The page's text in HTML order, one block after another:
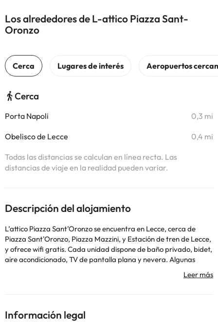
Los alrededores de L-attico Piazza Sant-
Oronzo
Cerca
Porta Napoli 0,3 mi
Obelisco de Lecce 0,4 mi
Todas las distancias se calculan en línea recta. Las
distancias de viaje en la realidad pueden variar.
Descripción del alojamiento
L’attico Piazza Sant’Oronzo se encuentra en Lecce, cerca de
Piazza Sant'Oronzo, Piazza Mazzini, y Estación de tren de Lecce,
y ofrece wifi gratis. Cada unidad dispone de baño privado, bidet,
aire acondicionado, TV de pantalla plana y nevera. Algunas
unidades incluyen terraza y/o balcón con vistas a la ciudad. Roca
está a 27 km del alojamiento, y Lecce Cathedral está a 5 min a
o soltera ni fiestas similares. Gestionado por un particular
Información legal